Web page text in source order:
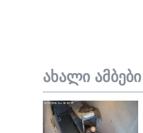
ახალი ამბები